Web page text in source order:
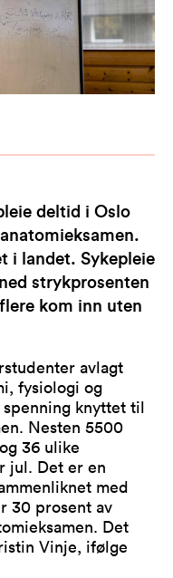
deltid i Oslo
i landet. Sykepleie
strykprosenten
kom inn uten
avlagt
fysiologi og
knyttet til
Nesten 5500
36 ulike
jul. Det er en
med
30 prosent av
Det
Vinje, ifølge